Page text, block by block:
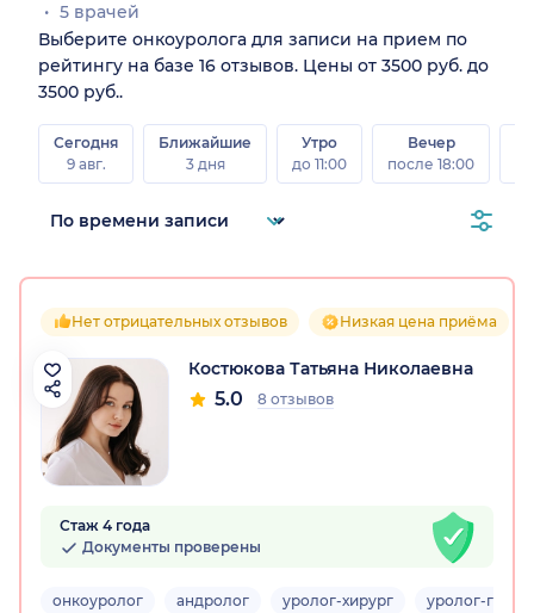
5 врачей
Выберите онкоуролога для записи на прием по
рейтингу на базе 16 отзывов. Цены от 3500 руб. до
3500 руб..
Сегодня
9 авг.
Ближайшие
3 дня
Утро
до 11:00
Вечер
после 18:00
Нет отрицательных отзывов Низкая цена приёма
Костюкова Татьяна Николаевна
5.0 8 отзывов
Стаж 4 года
Документы проверены
онкоуролог андролог уролог-хирург уролог-